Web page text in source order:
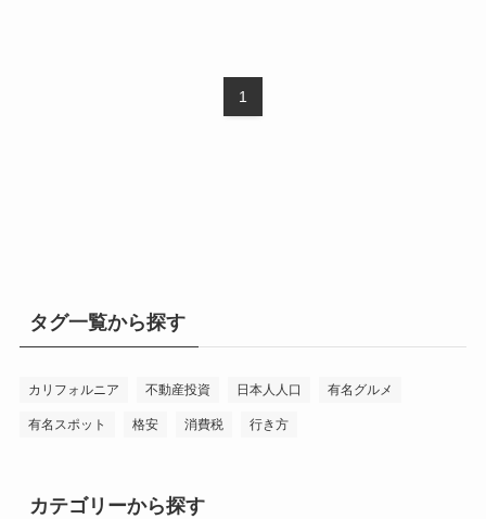
1
タグ一覧から探す
カリフォルニア 不動産投資 日本人人口 有名グルメ
有名スポット 格安 消費税 行き方
カテゴリーから探す